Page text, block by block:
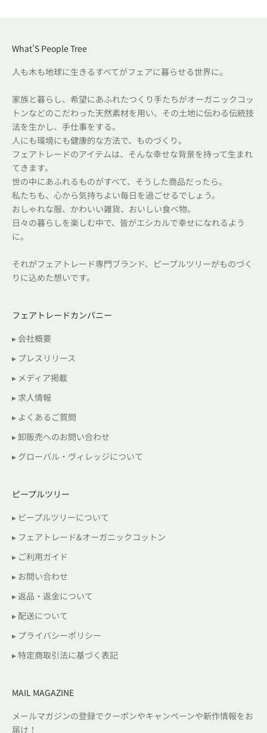
What'S People Tree
人も木も地球に生きるすべてがフェアに暮らせる世界に。
家族と暮らし、希望にあふれたつくり手たちがオーガニックコッ
トンなどのこだわった天然素材を用い、その土地に伝わる伝統技
法を生かし、手仕事をする。
人にも環境にも健康的な方法で、ものづくり。
フェアトレードのアイテムは、そんな幸せな背景を持って生まれ
てきます。
世の中にあふれるものがすべて、そうした商品だったら。
私たちも、心から気持ちよい毎日を過ごせるでしょう。
おしゃれな服、かわいい雑貨、おいしい食べ物。
日々の暮らしを楽しむ中で、皆がエシカルで幸せになれるよう
に。
それがフェアトレード専門ブランド、ピープルツリーがものづく
りに込めた想いです。
フェアトレードカンパニー
▸ 会社概要
▸ プレスリリース
▸ メディア掲載
▸ 求人情報
▸ よくあるご質問
▸ 卸販売へのお問い合わせ
▸ グローバル・ヴィレッジについて
ピープルツリー
▸ ピープルツリーについて
▸ フェアトレード&オーガニックコットン
▸ ご利用ガイド
▸ お問い合わせ
▸ 返品・返金について
▸ 配送について
▸ プライバシーポリシー
▸ 特定商取引法に基づく表記
MAIL MAGAZINE
メールマガジンの登録でクーポンやキャンペーンや新作情報をお
届け！